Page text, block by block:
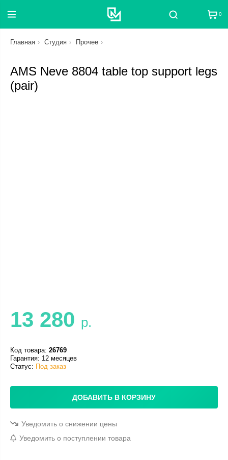
Поиск 0
Главная Студия Прочее
AMS Neve 8804 table top support legs
(pair)
13 280 р.
Код товара: 26769
Гарантия: 12 месяцев
Статус: Под заказ
ДОБАВИТЬ В КОРЗИНУ
Уведомить о снижении цены
Уведомить о поступлении товара